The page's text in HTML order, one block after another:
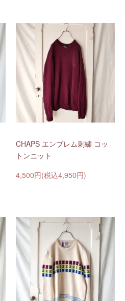
CHAPS エンブレム刺繍 コッ
トンニット
4,500円(税込4,950円)